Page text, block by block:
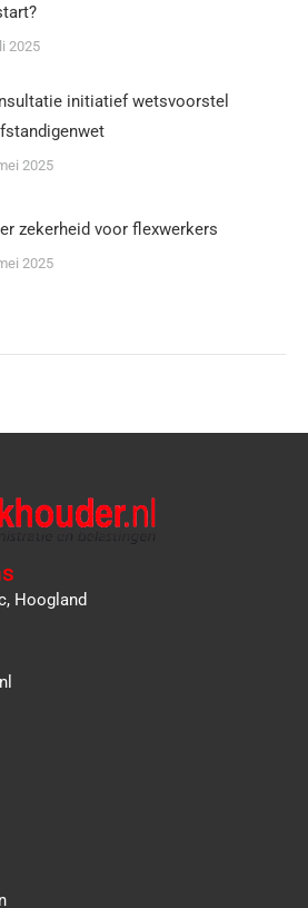
2025
initiatief wetsvoorstel
2025
zekerheid voor flexwerkers
2025
Hoogland